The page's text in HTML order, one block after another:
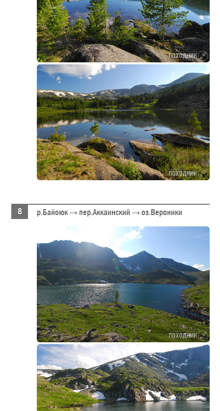
р.Байоюк → пер.Аккаинский → оз.Вероники